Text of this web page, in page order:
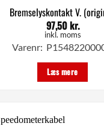
Bremselyskontakt V.
97,50kr.
inkl. moms
Varenr:
Læs mere